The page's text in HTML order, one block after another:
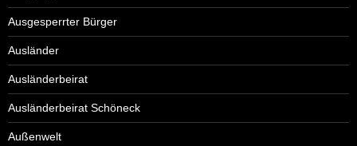
Ausgesperrter Bürger
Ausländer
Ausländerbeirat
Ausländerbeirat Schöneck
Außenwelt